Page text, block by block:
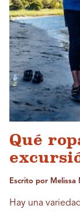
Qué
Escrito por Melissa
Hay una